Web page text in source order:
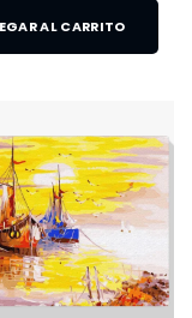
AL CARRITO